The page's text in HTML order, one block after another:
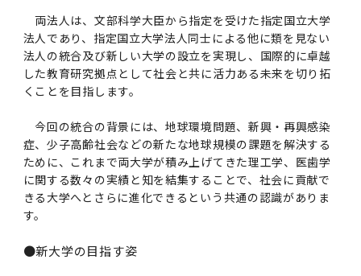
経営協議会
教育研究評議会
学長選考・監察会議
留学制度編
多職種連携教育編
学長×医学部学生懇談
学長×歯学部学生懇談
東京医科歯科大学の歴史
広報誌トップ
広報誌「Bloom! 医科歯科大」
英語版広報誌「TMDU ANNUAL NEWS」
学内向け広報誌「TMDUニュース」
医歯大ひろば
大学案内 【受験生向け】（冊子）
写真で綴る 東京医科歯科大学
写真で綴る 東京医科歯科大学トップ
第1回『学びの地』
第2回『教育 講義・実習の軌跡』
クラウドファンディング実施プロジェクト一覧
１．国立大学法人評価
２．大学認証評価
３．自己点検・評価
第１期 中期目標・中期計画等について
第２期 中期目標・中期計画等について
第３期中期目標・中期計画等について
1-2.年度計画・年度評価等について【第1期～
第3期】トップ
等について
（第２期中期目標期間中）年度計画・年度評価
等について
（第３期中期目標期間中）年度計画・年度評価
等について
2．認証評価
3．自己点検・評価
4．指定国立大学法人構想に関する進捗状況に
ついて
関連リンク先
四大学連合憲章
「大学院学生の教育研究交流」に関する協定書
「大学院学生の教育研究交流」に関する実施細
目
「複合領域コース｣｢編入学｣及び｢複数学士号｣
に関する協定書
及び「複数学士号」に関する実施細目
複合領域コース(四大学共通)トップ
複合領域コースについて
各複合領域コースの概要
編入学制度について（複数学士号）
複合領域コース（東京医科歯科大学）
三大学連合（外部サイト）
医療管理政策学（MMA）コース（東京医科歯科
大学）
個人情報保護制度
統合報告書
法定公開情報
統計データ
土地・建物及び所在地／関係施設位置図
東京医科歯科大学規則集
ダイバーシティ
ダイバーシティトップ
東京医科歯科大学ダイバーシティ＆インクルー
ジョン推進宣言等
東京医科歯科大学ダイバーシティ＆インクルー
ジョン推進宣言等トップ
ジョン推進宣言／基本方針／アクション・プラ
ダイバーシティ・インクルージョン室
わくわく保育園（学内保育施設）
障がいのある学生のサポートについて
コンプライアンス・ハラスメント
コンプライアンス・ハラスメントトップ
ハラスメントへの対応について
公益通報について
歯学部
生体材料工学研究所
難治疾患研究所
国際交流サイト
研究情報サイト
研究テーマ検索システム
奨学金について
入学料・授業料の免除・徴収猶予について
アルバイトについて
学生寮について
アパート等の紹介
学生保険制度について
オープンキャンパス
医学部医学科サマープログラム
歯学部サマープログラム
オンライン個別進学相談
地域特別枠推薦選抜説明会
入試説明会
合格発表
試験問題及び解答例等の公表
医歯学総合研究科博士課程 国際連携専攻（ジ
ョイント・ディグリープログラム：JDP）
大学院入学希望者向け入試説明会
学費・入学金・奨学金について
学費・入学金・奨学金についてトップ
奨学金について
入学料・授業料の免除・徴収猶予について
大学院医歯学総合研究科生体検査科学講座
研究テーマ検索システム
お問い合わせ
大学院研究生
大学院保健衛生学研究科
Call for Applications to Science Tokyo
SPRING（MD）Program for the 2025
Academic Year by Eligible Students
令和７年度（２０２５年度）総合知と癒しの次
世代フロントランナー育成プログラム（医歯学
系）「Science Tokyo SPRING (医歯学系)」
（旧TMDU卓越大学院生制度）対象学生（秋入
入学料・授業料免除・徴収猶予について
(Admission & Tuition
Exemption/Deferment)
入学料・授業料免除・徴収猶予について
(Admission & Tuition
Exemption/Deferment)トップ
請について（Admission Fee
Exemption&Admission Fee Deferment）
「修学支援に対する相談窓口」を設置しまし
た。
高等教育の修学支援制度
奨学金について
奨学金についてトップ
財団法人・地方公共団体等奨学金
2025年度国立大学臨床検査学系博士後期課程
優秀賞募集について
日本学生支援機構
アパート等の紹介
学生保険制度について
国民年金について
学生相談窓口
ピアサポーター
証明書関係
就職・キャリア支援トップ
企業・官公庁・医療機関の皆様へ
在学生向け
在学生向けトップ
学校推薦・求人情報について
学内就職支援イベント
新型コロナウイルス感染症に伴うお知らせ
卒業後の進路及び卒業者数
サークル・学園祭
サークル・学園祭トップ
お茶の水祭
施設利用
施設利用トップ
保健管理センター
学生・女性支援センター
わくわく保育園
ボランティア
情報システム
台風等の自然災害や交通機関運休による休講措
due to Natural Disasters, such as
口腔保健学科【口腔保健工学専攻】
修士課程 医歯理工保健学専攻【医療管理政策
学（MMA）コース】
博士課程 医歯学専攻
博士課程 生命理工医療科学専攻
博士課程看護先進科学専攻
博士課程共同災害看護学専攻
概要
分野構成
ス）
修士課程 医歯理工保健学専攻 グローバルヘル
スリーダー養成 (MPH) コース
博士課程 医歯学専攻
博士課程 医歯学専攻トップ
概要
博士課程 国際連携専攻（ジョイント・ディグリ
ー・プログラム：JDP）
博士課程 生命理工医療科学専攻
博士課程 生命理工医療科学専攻トップ
履修要項（大学院シラバス）
概要
組織
教育研究分野組織、指導教員研究内容トップ
看護先進科学専攻
履修要項（大学院シラバス）保健衛生学研究科
５大学災害看護コンソーシアム履修の手引き
統合教育機構学務企画課
生体材料工学研究所
難治疾患研究所
高等研究院
大学病院
大学病院トップ
医科（医系診療部門）
スポーツサイエンス機構
M&Dデータ科学センター
研究助成金
AMED研究費の年間公募スケジュール(学内専
用)
GAPファンド等の公募
実験計画書のWeb申請システム(学外利用時
VPN必要)
倫理審査手続きについて
各種実験手続き例(学内専用)
研究に必要な講習会等
ES細胞/iPS細胞を使用する実験(学内専用)
各種委員会関係(学内専用)
研究テーマ検索
research map
青い鳥広場(学内専用)
重点研究領域
統合研究機構・統合イノベーション推進機構
各種センター
高等研究院
研究不正の防止
研究不正等の公表について
安全保障輸出管理(学内専用)
利益相反
臨床研究法における臨床研究の利益相反管理に
ついて
事務部トップ
各種お問い合わせ先(事務部)
両法人は、文部科学大臣から指定を受けた指定国立大学
法人であり、指定国立大学法人同士による他に類を見ない
法人の統合及び新しい大学の設立を実現し、国際的に卓越
した教育研究拠点として社会と共に活力ある未来を切り拓
くことを目指します。
今回の統合の背景には、地球環境問題、新興・再興感染
症、少子高齢社会などの新たな地球規模の課題を解決する
ために、これまで両大学が積み上げてきた理工学、医歯学
に関する数々の実績と知を結集することで、社会に貢献で
きる大学へとさらに進化できるという共通の認識がありま
す。
●新大学の目指す姿